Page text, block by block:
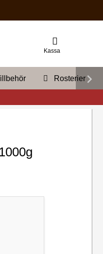
Kassa
Rosterier